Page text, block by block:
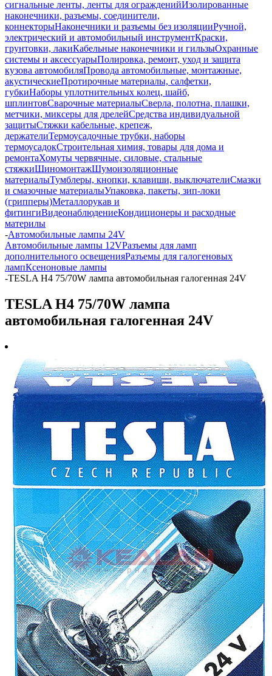
сигнальные ленты, ленты для огражденийИзолированные
наконечники, разъемы, соединители,
коннекторыНаконечники и разъемы без изоляцииРучной,
электрический и автомобильный инструментКраски,
грунтовки, лакиКабельные наконечники и гильзыОхранные
системы и аксессуарыПолировка, ремонт, уход и защита
кузова автомобиляПровода автомобильные, монтажные,
акустическиеПротирочные материалы, салфетки,
губкиНаборы уплотнительных колец, шайб,
шплинтовСварочные материалыСверла, полотна, плашки,
метчики, миксеры для дрелейСредства индивидуальной
защитыСтяжки кабельные, крепеж,
держателиТермоусадочные трубки, наборы
термоусадокСтроительная химия, товары для дома и
ремонтаХомуты червячные, силовые, стальные
стяжкиШиномонтажШумоизоляционные
материалыТумблеры, кнопки, клавиши, выключателиСмазки
и смазочные материалыУпаковка, пакеты, зип-локи
(грипперы)Металлорукав и
фитингиВидеонаблюдениеКондиционеры и расходные
материлы
-Автомобильные лампы 24V
Автомобильные лампы 12VРазъемы для ламп
дополнительного освещенияРазъемы для галогеновых
лампКсеноновые лампы
-TESLA H4 75/70W лампа автомобильная галогенная 24V
TESLA H4 75/70W лампа
автомобильная галогенная 24V